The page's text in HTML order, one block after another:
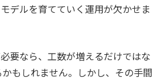
デルを育てていく運用が欠かせま
要なら、工数が増えるだけではな
もしれません。しかし、その手間